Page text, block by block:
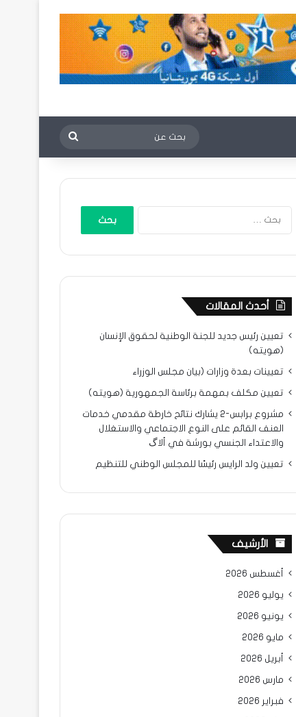
بحث
عن
أحدث المقالات
تعيين رئيس جديد للجنة الوطنية لحقوق الإنسان
(هويته)
تعيينات بعدة وزارات (بيان مجلس الوزراء
تعيين مكلف بمهمة برئاسة الجمهورية (هويته)
مشروع برابس-2 يشارك نتائح خارطة مقدمي خدمات
العنف القائم على النوع الاجتماعي والاستغلال
والاعتداء الجنسي بورشة في ألاگ
تعيين ولد الرايس رئيسًا للمجلس الوطني للتنظيم
الأرشيف
أغسطس 2026
يوليو 2026
يونيو 2026
مايو 2026
أبريل 2026
مارس 2026
فبراير 2026